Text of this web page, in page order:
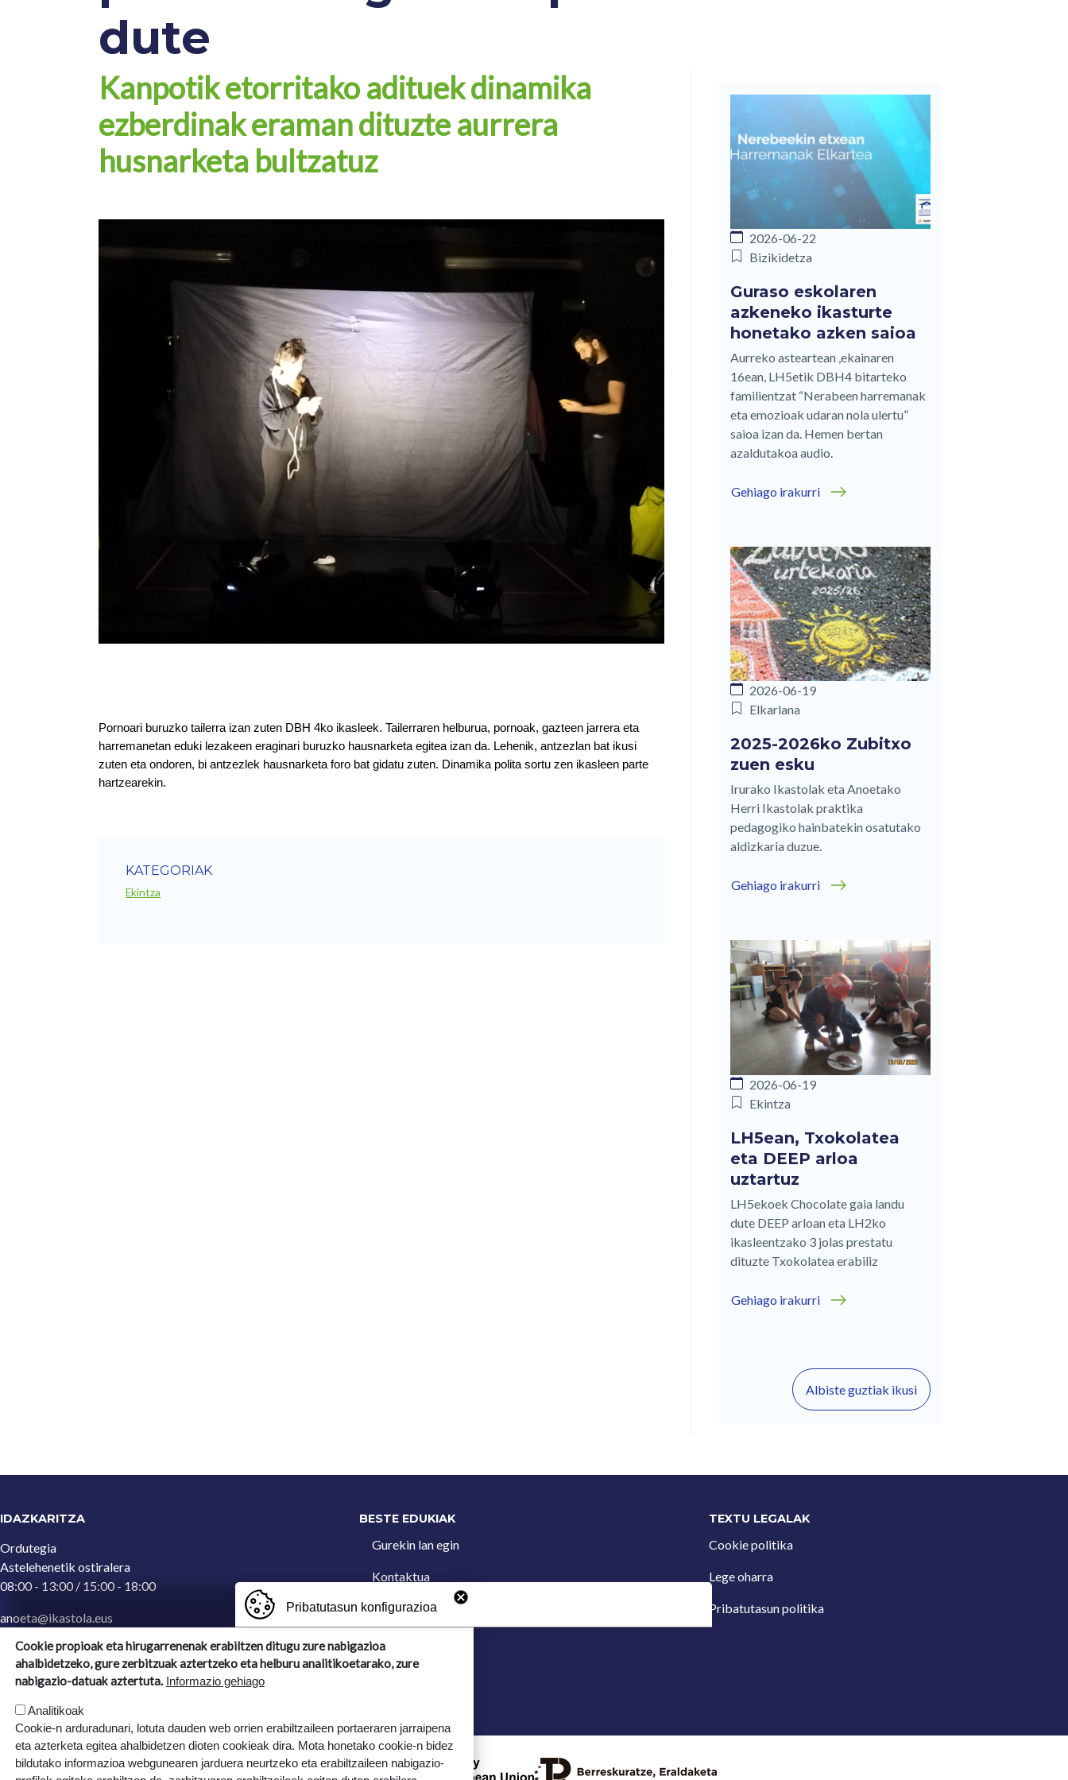
dute
Kanpotik etorritako adituek dinamika
ezberdinak eraman dituzte aurrera
husnarketa bultzatuz
Pornoari buruzko tailerra izan zuten DBH 4ko ikasleek. Tailerraren helburua, pornoak, gazteen jarrera eta
harremanetan eduki lezakeen eraginari buruzko hausnarketa egitea izan da. Lehenik, antzezlan bat ikusi
zuten eta ondoren, bi antzezlek hausnarketa foro bat gidatu zuten. Dinamika polita sortu zen ikasleen parte
hartzearekin.
KATEGORIAK
Ekintza
2026-06-22
Bizikidetza
Guraso eskolaren
azkeneko ikasturte
honetako azken saioa
Aurreko asteartean ,ekainaren
16ean, LH5etik DBH4 bitarteko
familientzat “Nerabeen harremanak
eta emozioak udaran nola ulertu”
saioa izan da. Hemen bertan
azaldutakoa audio.
Gehiago irakurri
2026-06-19
Elkarlana
2025-2026ko Zubitxo
zuen esku
Irurako Ikastolak eta Anoetako
Herri Ikastolak praktika
pedagogiko hainbatekin osatutako
aldizkaria duzue.
Gehiago irakurri
2026-06-19
Ekintza
LH5ean, Txokolatea
eta DEEP arloa
uztartuz
LH5ekoek Chocolate gaia landu
dute DEEP arloan eta LH2ko
ikasleentzako 3 jolas prestatu
dituzte Txokolatea erabiliz
Gehiago irakurri
Albiste guztiak ikusi
IDAZKARITZA
Ordutegia
Astelehenetik ostiralera
08:00 - 13:00 / 15:00 - 18:00
anoeta@ikastola.eus
Ergoien, 5
20270, Anoeta, Gipuzkoa
BESTE EDUKIAK
Gurekin lan egin
Kontaktua
Iradokizun postontzia
TEXTU LEGALAK
Cookie politika
Lege oharra
Pribatutasun politika
Pribatutasun konfigurazioa
Cookie propioak eta hirugarrenenak erabiltzen ditugu zure nabigazioa
ahalbidetzeko, gure zerbitzuak aztertzeko eta helburu analitikoetarako, zure
nabigazio-datuak aztertuta. Informazio gehiago
Analitikoak
Cookie-n arduradunari, lotuta dauden web orrien erabiltzaileen portaeraren jarraipena
eta azterketa egitea ahalbidetzen dioten cookieak dira. Mota honetako cookie-n bidez
bildutako informazioa webgunearen jarduera neurtzeko eta erabiltzaileen nabigazio-